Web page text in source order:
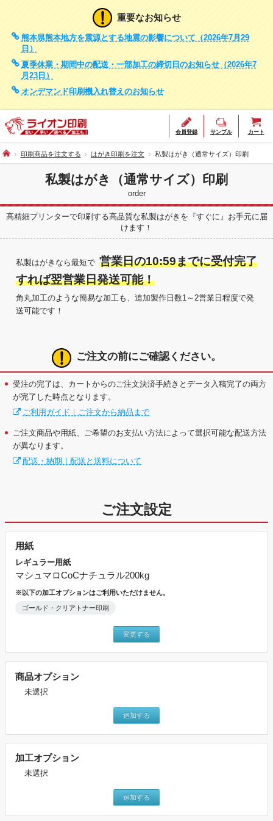
重要なお知らせ
熊本県熊本地方を震源とする地震の影響について（2026年7月29
日）
夏季休業・期間中の配送・一部加工の締切日のお知らせ（2026年7
月23日）
オンデマンド印刷機入れ替えのお知らせ
会員登録 サンプル カート
印刷商品を注文する はがき印刷を注文 私製はがき（通常サイズ）印刷
私製はがき（通常サイズ）印刷
order
高精細プリンターで印刷する高品質な私製はがきを『すぐに』お手元に届
けます！
私製はがきなら最短で 営業日の10:59までに受付完了
すれば翌営業日発送可能！
角丸加工のような簡易な加工も、追加製作日数1～2営業日程度で発
送可能です！
ご注文の前にご確認ください。
受注の完了は、カートからのご注文決済手続きとデータ入稿完了の両方
が完了した時点となります。
ご利用ガイド｜ご注文から納品まで
ご注文商品や用紙、ご希望のお支払い方法によって選択可能な配送方法
が異なります。
配送・納期｜配送と送料について
ご注文設定
用紙
レギュラー用紙
マシュマロCoCナチュラル200kg
※以下の加工オプションはご利用いただけません。
ゴールド・クリアトナー印刷
変更する
商品オプション
未選択
追加する
加工オプション
未選択
追加する